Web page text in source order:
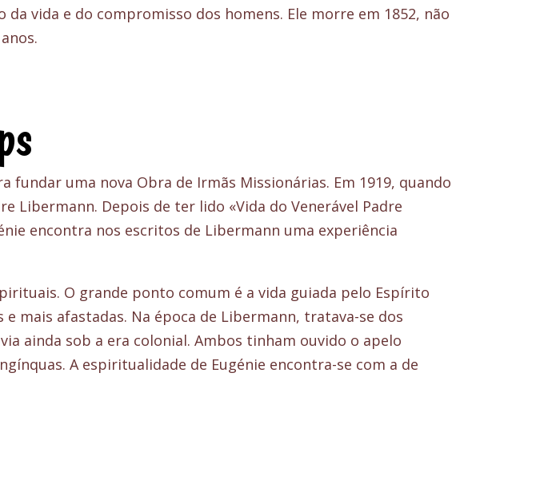
da vida e do compromisso dos homens. Ele morre em 1852, não
fundar uma nova Obra de Irmãs Missionárias. Em 1919, quando
Libermann. Depois de ter lido «Vida do Venerável Padre
encontra nos escritos de Libermann uma experiência
O grande ponto comum é a vida guiada pelo Espírito
mais afastadas. Na época de Libermann, tratava-se dos
ainda sob a era colonial. Ambos tinham ouvido o apelo
A espiritualidade de Eugénie encontra-se com a de